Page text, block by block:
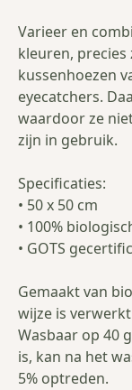
Varieer en
kleuren,
kussenhoezen
eyecatchers.
waardoor ze
zijn in gebruik.
Specificaties:
• 50 x 50 cm
• 100%
• GOTS
Gemaakt van
wijze is
Wasbaar op 40
is, kan na het
5% optreden.